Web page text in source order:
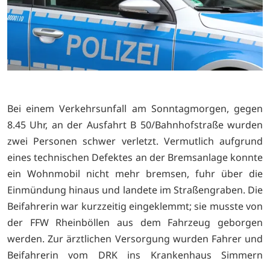
Bei einem Verkehrsunfall am Sonntagmorgen, gegen
8.45 Uhr, an der Ausfahrt B 50/Bahnhofstraße wurden
zwei Personen schwer verletzt. Vermutlich aufgrund
eines technischen Defektes an der Bremsanlage konnte
ein Wohnmobil nicht mehr bremsen, fuhr über die
Einmündung hinaus und landete im Straßengraben. Die
Beifahrerin war kurzzeitig eingeklemmt; sie musste von
der FFW Rheinböllen aus dem Fahrzeug geborgen
werden. Zur ärztlichen Versorgung wurden Fahrer und
Beifahrerin vom DRK ins Krankenhaus Simmern